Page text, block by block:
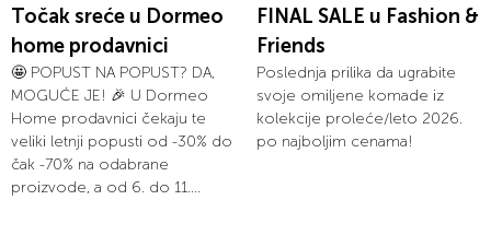
Točak sreće u Dormeo
home prodavnici
🤩 POPUST NA POPUST? DA,
MOGUĆE JE! 🎉 U Dormeo
Home prodavnici čekaju te
veliki letnji popusti od -30% do
čak -70% na odabrane
proizvode, a od 6. do 11....
FINAL SALE u Fashion &
Friends
Poslednja prilika da ugrabite
svoje omiljene komade iz
kolekcije proleće/leto 2026.
po najboljim cenama!